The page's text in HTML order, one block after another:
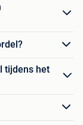
tijdens het